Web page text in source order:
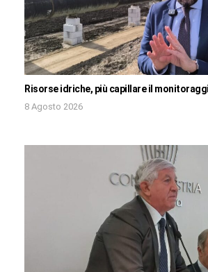
Risorse idriche, più capillare il
8 Agosto 2026